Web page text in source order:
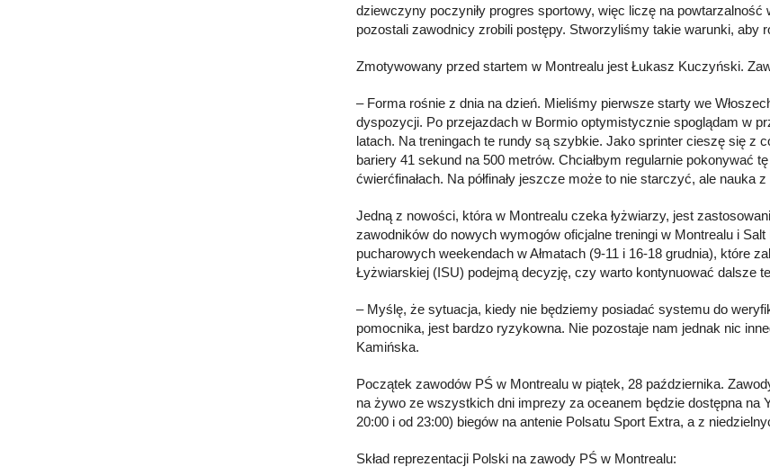
dziewczyny poczyniły progres sportowy, więc liczę na powtarzalność
pozostali zawodnicy zrobili postępy. Stworzyliśmy takie warunki, aby
Zmotywowany przed startem w Montrealu jest Łukasz Kuczyński.
– Forma rośnie z dnia na dzień. Mieliśmy pierwsze starty we
dyspozycji. Po przejazdach w Bormio optymistycznie spoglądam w
latach. Na treningach te rundy są szybkie. Jako sprinter cieszę się z
bariery 41 sekund na 500 metrów. Chciałbym regularnie pokonywać
ćwierćfinałach. Na półfinały jeszcze może to nie starczyć, ale
Jedną z nowości, która w Montrealu czeka łyżwiarzy, jest
zawodników do nowych wymogów oficjalne treningi w Montrealu i
pucharowych weekendach w Ałmatach (9-11 i 16-18 grudnia), które
Łyżwiarskiej (ISU) podejmą decyzję, czy warto kontynuować dalsze
– Myślę, że sytuacja, kiedy nie będziemy posiadać systemu do
pomocnika, jest bardzo ryzykowna. Nie pozostaje nam jednak nic
Kamińska.
Początek zawodów PŚ w Montrealu w piątek, 28 października.
na żywo ze wszystkich dni imprezy za oceanem będzie dostępna na
20:00 i od 23:00) biegów na antenie Polsatu Sport Extra, a z
Skład reprezentacji Polski na zawody PŚ w Montrealu: